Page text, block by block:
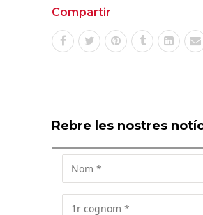
Compartir
Rebre les nostres